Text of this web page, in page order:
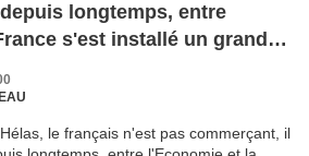
longtemps, entre
s'est installé un grand
Henochsberg